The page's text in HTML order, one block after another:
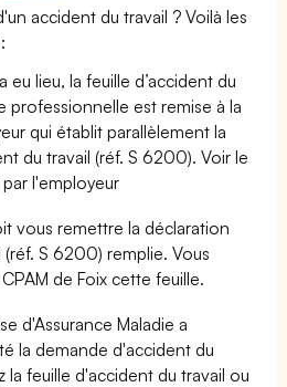
accident du travail ? Voilà les
eu lieu, la feuille d’accident du
professionnelle est remise à la
qui établit parallèlement la
du travail (réf. S 6200). Voir le
l'employeur
vous remettre la déclaration
(réf. S 6200) remplie. Vous
de Foix cette feuille.
d'Assurance Maladie a
la demande d'accident du
la feuille d'accident du travail ou